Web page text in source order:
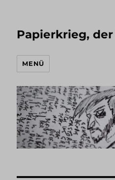
Papierkrieg,
MENÜ